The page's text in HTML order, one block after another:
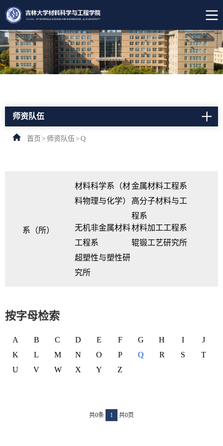
师资队伍
首页 > 师资队伍 > Q
系（所）
材料科学系（材
料物理与化学）
金属材料工程系
高分子材料与工
程系
无机非金属材料
工程系
材料加工工程系
辊锻工艺研究所
超塑性与塑性研
究所
按字母检索
A B C D E F G H I
J
K
L M N O P Q R S
T
U
V W X Y Z
共0条 1 共0页